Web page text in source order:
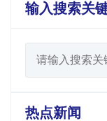
输入搜索关
热点新闻